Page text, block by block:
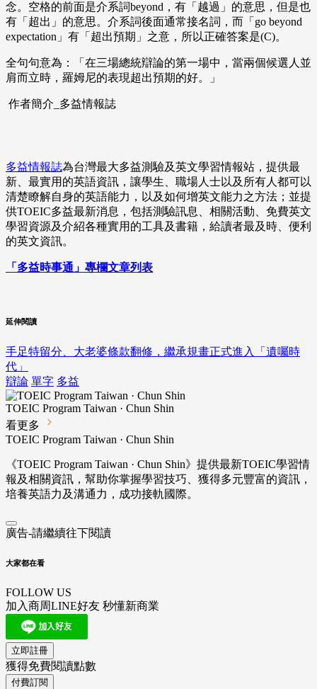
念。空格的前面是介系詞beyond ，有「越過」的意思，但是也
有「超出」的意思。介系詞後面通常接名詞，而「 go beyond
expectation 」有「超出預期」之意，所以正確答案是(C)。
全句句意為：「在三場總統辯論的第一場中，當兩個候選人並
肩而立時，羅姆尼的表現超出預期的好。」
作者簡介_多益情報誌
多益情報誌為台灣最大多益測驗及英文學習情報站，提供最
新、最實用的英語資訊，讓學生、職場人士以及所有人都可以
清楚瞭解自身的英語能力，以及如何增英文能力之方法；並提
供TOEIC多益最新消息，包括測驗訊息、相關活動、免費英文
學習資源及介紹各種實用的工具及書籍，給讀者最及時、便利
的英文資訊。
「多益時事通」專欄文章列表
延伸閱讀
手足特留分、大老婆條款翻修，繼承規畫正式進入「遺囑時
代」
辯論 單字 多益
TOEIC Program Taiwan · Chun Shin
看更多
TOEIC Program Taiwan · Chun Shin
《TOEIC Program Taiwan · Chun Shin》提供最新TOEIC學習情
報及相關資訊，幫助你掌握學習技巧、獲得多元豐富的資訊，
培養英語力及溝通力，成功接軌國際。
廣告-請繼續往下閱讀
大家都在看
FOLLOW US
加入商周LINE好友 秒懂新商業
立即註冊
獲得免費閱讀點數
付費訂閱